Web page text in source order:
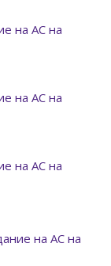
на АС на
на АС на
на АС на
на АС на